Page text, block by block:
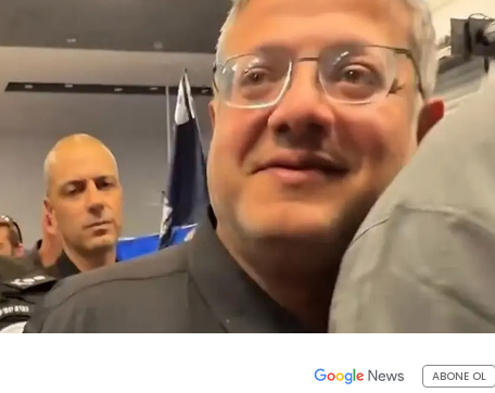
ABONE OL